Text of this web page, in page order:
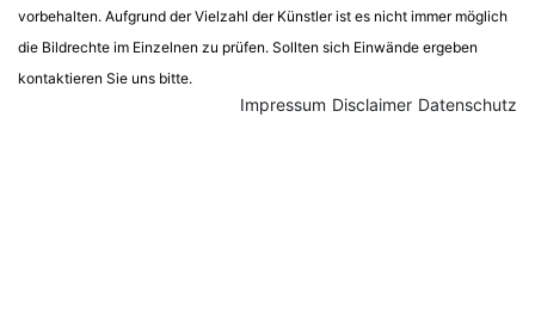
vorbehalten. Aufgrund der Vielzahl der Künstler ist es nicht immer möglich
die Bildrechte im Einzelnen zu prüfen. Sollten sich Einwände ergeben
kontaktieren Sie uns bitte.
Datenschutz
Disclaimer
Impressum